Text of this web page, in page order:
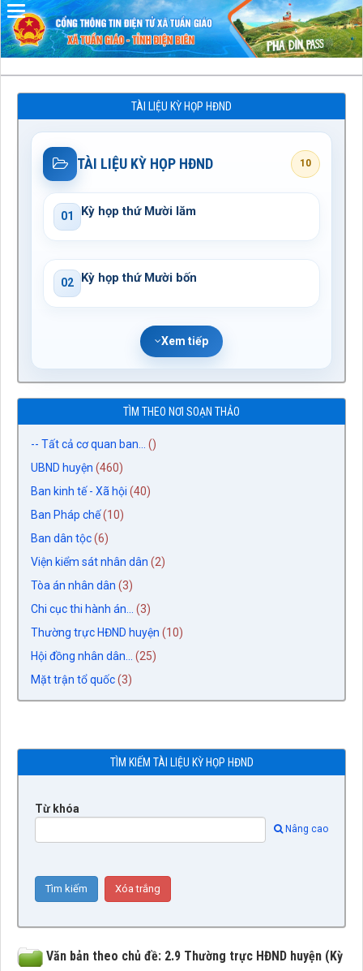
TÀI LIỆU KỲ HỌP HĐND
TÀI LIỆU KỲ HỌP HĐND 10
01 Kỳ họp thứ Mười lăm
02 Kỳ họp thứ Mười bốn
Xem tiếp
TÌM THEO NƠI SOẠN THẢO
-- Tất cả cơ quan ban...
()
UBND huyện (460)
Ban kinh tế - Xã hội (40)
Ban Pháp chế(10)
Ban dân tộc(6)
Viện kiểm sát nhân dân (2)
Tòa án nhân dân (3)
Chi cục thi hành án...
(3)
Thường trực HĐND huyện (10)
Hội đồng nhân dân...
(25)
Mặt trận tổ quốc(3)
TÌM KIẾM TÀI LIỆU KỲ HỌP HĐND
Từ khóa
Nâng cao
Văn bản theo chủ đề: 2.9 Thường trực HĐND huyện (Kỳ
Đã kết nối EMC